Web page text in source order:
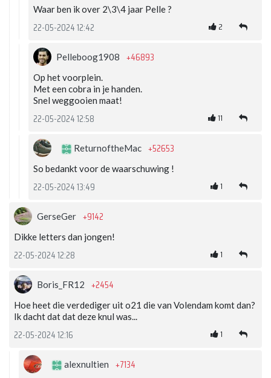
Waar ben ik over 2\3\4 jaar Pelle ?
22-05-2024 12:42 2
Pelleboog1908 +46893
Op het voorplein.
Met een cobra in je handen.
Snel weggooien maat!
22-05-2024 12:58 11
ReturnoftheMac +52653
So bedankt voor de waarschuwing !
22-05-2024 13:49 1
GerseGer +9142
Dikke letters dan jongen!
22-05-2024 12:28 1
Boris_FR12 +2454
Hoe heet die verdediger uit o21 die van Volendam komt dan?
Ik dacht dat dat deze knul was...
22-05-2024 12:16 1
alexnultien +7134